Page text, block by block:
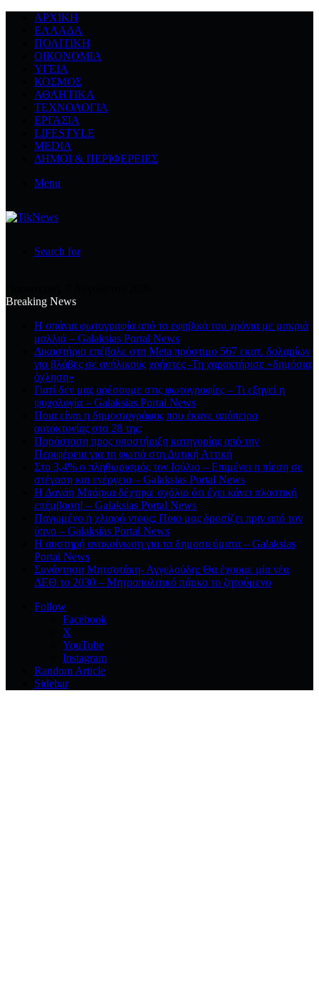
ΑΡΧΙΚΉ
ΕΛΛΆΔΑ
ΠΟΛΙΤΙΚΉ
ΟΙΚΟΝΟΜΊΑ
ΥΓΕΊΑ
ΚΌΣΜΟΣ
ΑΘΛΗΤΙΚΆ
ΤΕΧΝΟΛΟΓΙΆ
ΕΡΓΑΣΊΑ
LIFESTYLE
MEDIA
ΔΉΜΟΙ & ΠΕΡΙΦΈΡΕΙΕΣ
Menu
Search for
Breaking News
Η σπάνια φωτογραφία από τα εφηβικά του χρόνια με μακριά
μαλλιά – Galaksias Portal News
Δικαστήριο επέβαλε στη Meta πρόστιμο 567 εκατ. δολαρίων
για βλάβες σε ανήλικους χρήστες -Τη χαρακτήρισε «δημόσια
όχληση»
Γιατί δεν μας αρέσουμε στις φωτογραφίες – Τι εξηγεί η
ψυχολογία – Galaksias Portal News
Ποια είναι η δημοσιογράφος που έκανε απόπειρα
αυτοκτονίας στα 28 της;
Παράσταση προς υποστήριξη κατηγορίας από την
Περιφέρεια για τη φωτιά στη Δυτική Αττική
Στο 3,4% ο πληθωρισμός τον Ιούλιο – Επιμένει η πίεση σε
στέγαση και ενέργεια – Galaksias Portal News
Η Δανάη Μπάρκα δέχτηκε σχόλιο ότι έχει κάνει πλαστική
επέμβαση! – Galaksias Portal News
Παγωμένο ή χλιαρό ντους; Ποιο μας δροσίζει πριν από τον
ύπνο – Galaksias Portal News
Η αυστηρή ανακοίνωση για τα δημοσιεύματα – Galaksias
Portal News
Συνάντηση Μητσοτάκη- Αγγελούδη: Θα έχουμε μία νέα
ΔΕΘ το 2030 – Μητροπολιτικό πάρκο το ζητούμενο
Follow
Facebook
X
YouTube
Instagram
Random Article
Sidebar